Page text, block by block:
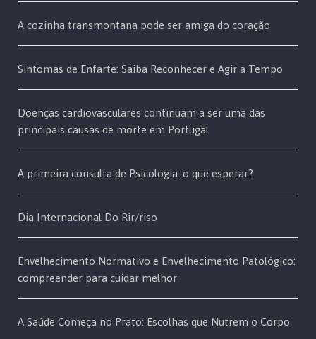
A cozinha transmontana pode ser amiga do coração
Sintomas de Enfarte: Saiba Reconhecer e Agir a Tempo
Doenças cardiovasculares continuam a ser uma das
principais causas de morte em Portugal
A primeira consulta de Psicologia: o que esperar?
Dia Internacional Do Rir/riso
Envelhecimento Normativo e Envelhecimento Patológico:
compreender para cuidar melhor
A Saúde Começa no Prato: Escolhas que Nutrem o Corpo